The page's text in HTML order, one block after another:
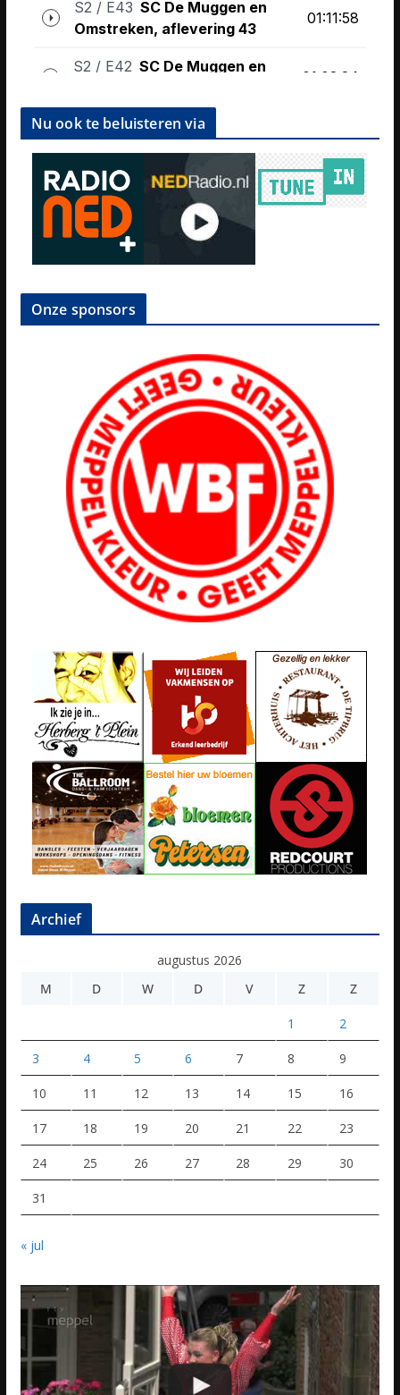
Nu ook te beluisteren via
Onze sponsors
Archief
augustus 2026
M
D W D V Z Z
1 2
3 4 5 6 7 8 9
10 11 12 13 14 15 16
17 18 19 20 21 22 23
24 25 26 27 28 29 30
31
« jul